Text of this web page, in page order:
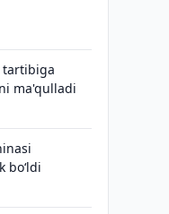
tartibiga
ma'qulladi
bo‘ldi